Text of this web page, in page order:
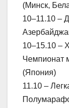
(Минск,
10–11.10 –
10–15.10 –
Чемпионат
(Япония)
11.10 –